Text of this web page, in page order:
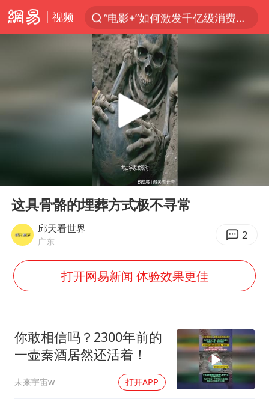
视频
“电影+”如何激发千亿级消费新活力？
台风白海豚中心风力增强
向鹏0-3不敌张本智和
百花奖开幕式
四川宜宾高县4.9级地震致1死
山东一元代青花杯离奇失踪
“新疆阿勒泰八月能滑雪”不实
国防部：中国军队坚决反制任何闹海挑衅图谋
陈幸同晋级WTT横滨冠军赛8强
两名乘客在飞机上因调节座椅起冲突
女儿为争财产堵门阻挠父亲出殡
今日立秋你咬秋了吗
Play
这具骨骼的埋葬方式极不寻常
邱天看世界
广东 2
打开网易新闻 体验效果更佳
你敢相信吗？2300年前的
一壶秦酒居然还活着！
未来宇宙w 打开APP